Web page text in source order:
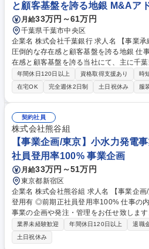
と顧客基盤を誇る地銀 M&Aア
月給33万円～61万円
千葉県千葉市中央区
企業名 株式会社千葉銀行 求人名 【事業承継コンサルタント】未経験OK/
圧倒的な存在感と顧客基盤を誇る地銀 仕事の内容 千葉県内で圧倒的な存
在感と顧客基盤を誇る当社にて、主に千
承継・従業員承継、組織再編に係るコン
ます。 【具体的には】 ■事業承継に関する相談業務(経営者との接客がメ
イン)■事業承継プランの策定■自社株対策
事業計画策定支援 ※事業承継の実行等に
会社の協力を得ながら実行支援も行います。 募集職種 【事業承継コ
ルタント】未経験OK/圧倒的な存在感と顧
年間休日120日以上 資格取得支援あり 時
在宅OK
完全週休2日制 土日祝休み 服
契約社員
株式会社熊谷組
【事業企画/東京】小水力発電
社員登用率100% 事業企画
月給33万円～51万円
東京都新宿区
企業名 株式会社熊谷組 求人名 【事業企画/東京】小水力発電事業／正社員
登用有 ◎前期正社員登用率100% 仕事の内容 当社の再生可能エネルギー
事業の企画や発注・管理をお任せ致しま
画・設計・資金調達・運営管理までを担
持続可能な社会の実現に貢献頂ける方を募集！ 【業務詳細】■水力
の企画・設計・資金調達・運営管理に関
業界未経験歓迎 年間休日120日以上 退職
土日祝休み